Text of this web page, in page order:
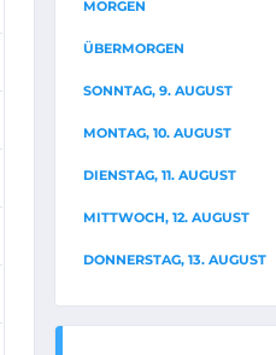
MORGEN
ÜBERMORGEN
SONNTAG, 9. AUGUST
MONTAG, 10. AUGUST
DIENSTAG, 11. AUGUST
MITTWOCH, 12. AUGUST
DONNERSTAG, 13. AUGUST